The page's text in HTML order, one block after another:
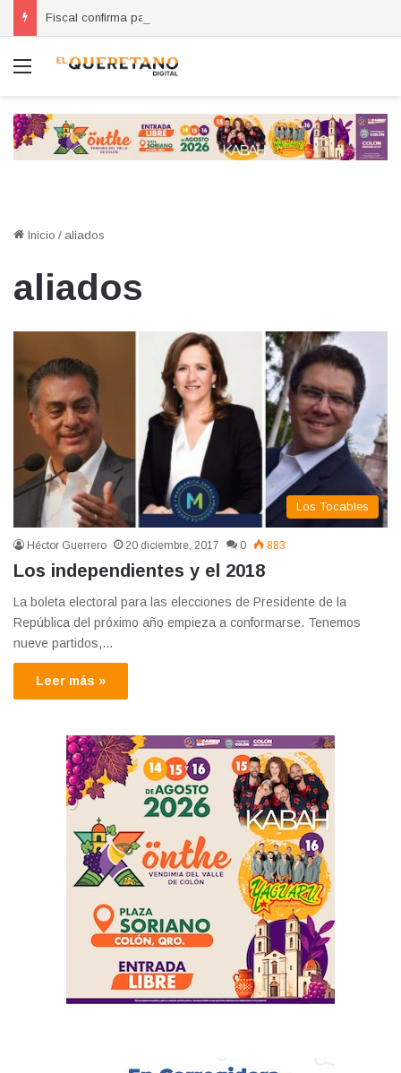
Menú
Inicio / aliados
aliados
Los Tocables
Héctor Guerrero 20 diciembre, 2017 0 883
Los independientes y el 2018
La boleta electoral para las elecciones de Presidente de la
República del próximo año empieza a conformarse. Tenemos
nueve partidos,…
Leer más »